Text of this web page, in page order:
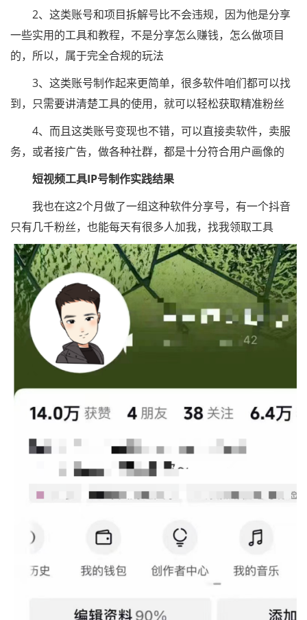
2、这类账号和项目拆解号比不会违规，因为他是分享
一些实用的工具和教程，不是分享怎么赚钱，怎么做项目
的，所以，属于完全合规的玩法
3、这类账号制作起来更简单，很多软件咱们都可以找
到，只需要讲清楚工具的使用，就可以轻松获取精准粉丝
4、而且这类账号变现也不错，可以直接卖软件，卖服
务，或者接广告，做各种社群，都是十分符合用户画像的
短视频工具IP号制作实践结果
我也在这2个月做了一组这种软件分享号，有一个抖音
只有几千粉丝，也能每天有很多人加我，找我领取工具